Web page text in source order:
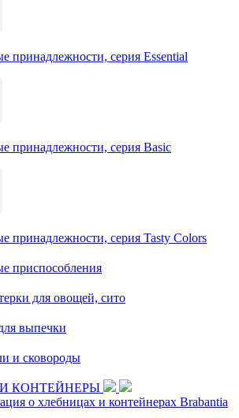
принадлежности, серия Essential
принадлежности, серия Basic
принадлежности, серия Tasty Colors
приспособления
для овощей, сито
выпечки
и сковороды
КОНТЕЙНЕРЫ
о хлебницах и контейнерах Brabantia